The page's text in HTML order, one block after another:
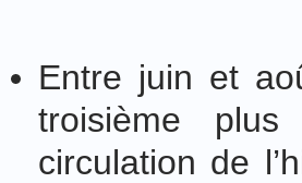
Entre juin et
troisième
circulation de